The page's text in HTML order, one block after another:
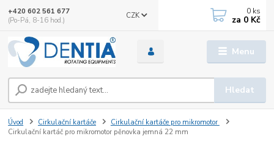
Menu
CZK
Hledat
+420 602 561 677
(Po-Pá, 8-16 hod.)
0 ks
za 0 Kč
Úvod Cirkulační kartáče
Cirkulační kartáče pro mikromotor
Cirkulační kartáč pro mikromotor pěnovka jemná 22 mm